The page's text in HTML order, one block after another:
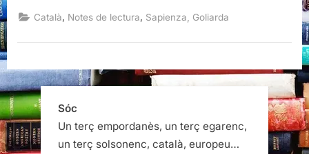
Goliarda
Sapienza”
Català Notes de lectura Sapienza, Goliarda
Sóc
Un terç empordanès, un terç egarenc,
un terç solsonenc, català, europeu…